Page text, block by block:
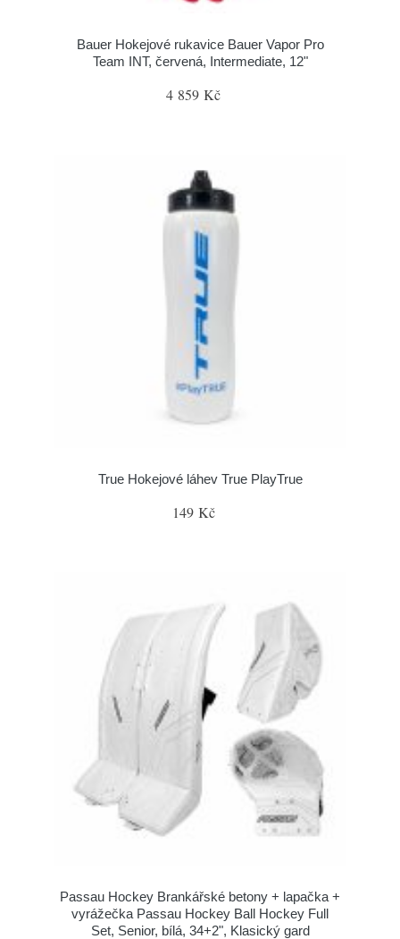
Bauer Hokejové rukavice Bauer Vapor Pro
Team INT, červená, Intermediate, 12"
4 859 Kč
True Hokejové láhev True PlayTrue
149 Kč
Passau Hockey Brankářské betony + lapačka +
vyrážečka Passau Hockey Ball Hockey Full
Set, Senior, bílá, 34+2", Klasický gard